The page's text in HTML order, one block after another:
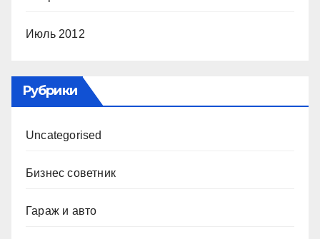
Июль 2012
Рубрики
Uncategorised
Бизнес советник
Гараж и авто